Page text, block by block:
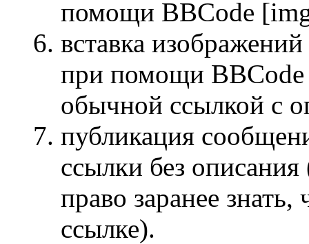
помощи BBCode
вставка
при помощи BBCode
обычной ссылкой с
публикация
ссылки без
право заранее
ссылке).